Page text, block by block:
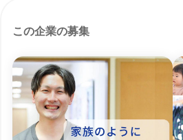
この企業の募集